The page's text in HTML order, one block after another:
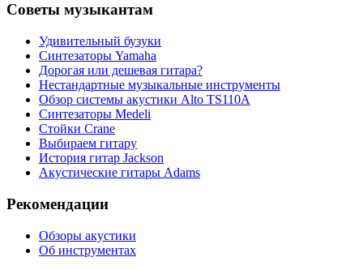
Советы музыкантам
Удивительный бузуки
Синтезаторы Yamaha
Дорогая или дешевая гитара?
Нестандартные музыкальные инструменты
Обзор системы акустики Alto TS110A
Синтезаторы Мedeli
Стойки Crane
Выбираем гитару
История гитар Jackson
Акустические гитары Adams
Рекомендации
Обзоры акустики
Об инструментах